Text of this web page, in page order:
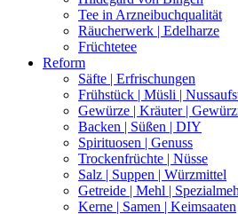
Tee in Arzneibuchqualität
Räucherwerk | Edelharze
Früchtetee
Reform
Säfte | Erfrischungen
Frühstück | Müsli |
Gewürze | Kräuter |
Backen | Süßen | DIY
Spirituosen | Genuss
Trockenfrüchte | Nüsse
Salz | Suppen | Würzmittel
Getreide | Mehl |
Kerne | Samen | Keimsaaten